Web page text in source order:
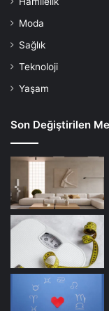
Moda
Sağlık
Teknoloji
Yaşam
Son Değiştirilen